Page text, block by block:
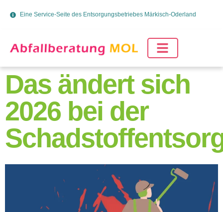
Eine Service-Seite des Entsorgungsbetriebes Märkisch-Oderland
Das ändert sich
2026 bei der